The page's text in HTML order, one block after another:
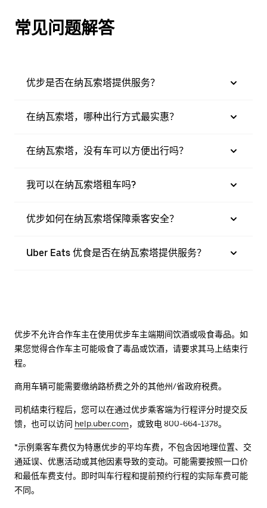
常见问题解答
优步是否在纳瓦索塔提供服务？
在纳瓦索塔，哪种出行方式最实惠？
在纳瓦索塔，没有车可以方便出行吗？
我可以在纳瓦索塔租车吗?
优步如何在纳瓦索塔保障乘客安全？
Uber Eats 优食是否在纳瓦索塔提供服务？
优步不允许合作车主在使用优步车主端期间饮酒或吸食毒品。如
果您觉得合作车主可能吸食了毒品或饮酒，请要求其马上结束行
程。
商用车辆可能需要缴纳路桥费之外的其他州/省政府税费。
司机结束行程后，您可以在通过优步乘客端为行程评分时提交反
馈，也可以访问 help.uber.com，或致电 800-664-1378。
*示例乘客车费仅为特惠优步的平均车费，不包含因地理位置、交
通延误、优惠活动或其他因素导致的变动。可能需要按照一口价
和最低车费支付。即时叫车行程和提前预约行程的实际车费可能
不同。